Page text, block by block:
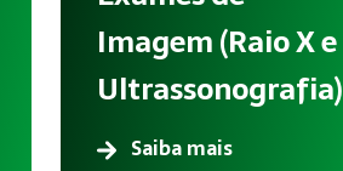
Imagem (Raio X e
Ultrassonografia)
Saiba mais